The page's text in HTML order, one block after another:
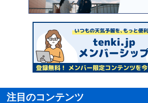
注目のコンテンツ